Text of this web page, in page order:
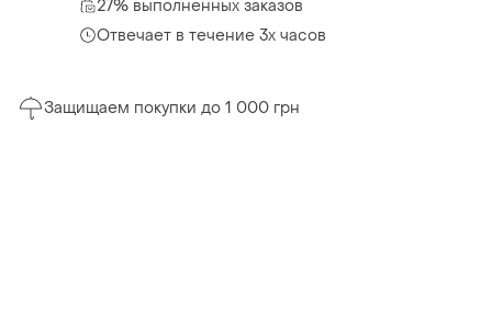
27% выполненных заказов
Отвечает в течение 3х часов
Защищаем покупки до 1 000 грн